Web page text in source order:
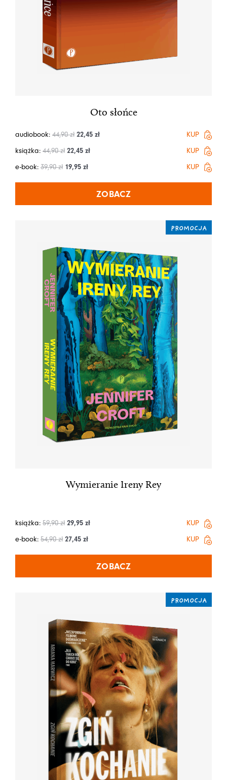
Oto słońce
audiobook: 44,90zł 22,45 zł
KUP
książka: 44,90zł 22,45 zł
KUP
e-book: 39,90zł 19,95 zł KUP
ZOBACZ
PROMOCJA
Wymieranie Ireny Rey
książka: 59,90zł 29,95 zł
KUP
e-book: 54,90zł 27,45 zł KUP
ZOBACZ
PROMOCJA